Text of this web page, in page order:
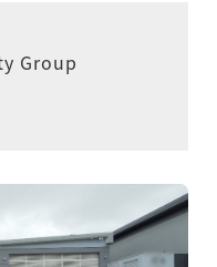
Group